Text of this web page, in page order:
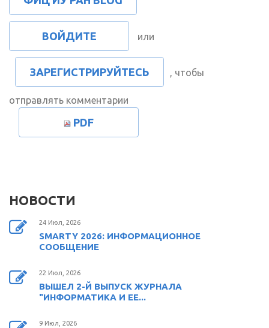
ВОЙДИТЕ или
ЗАРЕГИСТРИРУЙТЕСЬ , чтобы
отправлять комментарии
PDF
НОВОСТИ
24 Июл, 2026
SMARTY 2026: ИНФОРМАЦИОННОЕ
СООБЩЕНИЕ
22 Июл, 2026
ВЫШЕЛ 2-Й ВЫПУСК ЖУРНАЛА
"ИНФОРМАТИКА И ЕЕ...
9 Июл, 2026